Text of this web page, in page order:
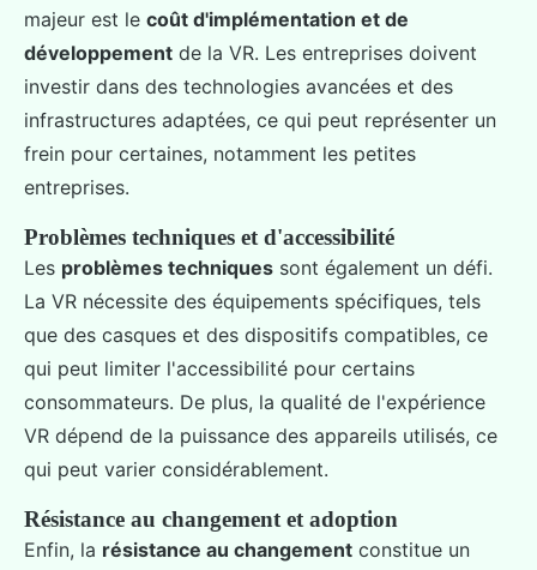
majeur est le coût d'implémentation et de
développement de la VR. Les entreprises doivent
investir dans des technologies avancées et des
infrastructures adaptées, ce qui peut représenter un
frein pour certaines, notamment les petites
entreprises.
Problèmes techniques et d'accessibilité
Les problèmes techniques sont également un défi.
La VR nécessite des équipements spécifiques, tels
que des casques et des dispositifs compatibles, ce
qui peut limiter l'accessibilité pour certains
consommateurs. De plus, la qualité de l'expérience
VR dépend de la puissance des appareils utilisés, ce
qui peut varier considérablement.
Résistance au changement et adoption
Enfin, la résistance au changement constitue un